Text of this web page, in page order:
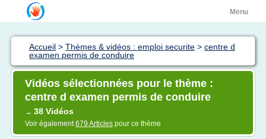
Menu
Accueil > Thèmes & vidéos : emploi securite > centre d
examen permis de conduire
Vidéos sélectionnées pour le thème :
centre d examen permis de conduire
→ 38 Vidéos
Voir également679 Articles pour ce thème